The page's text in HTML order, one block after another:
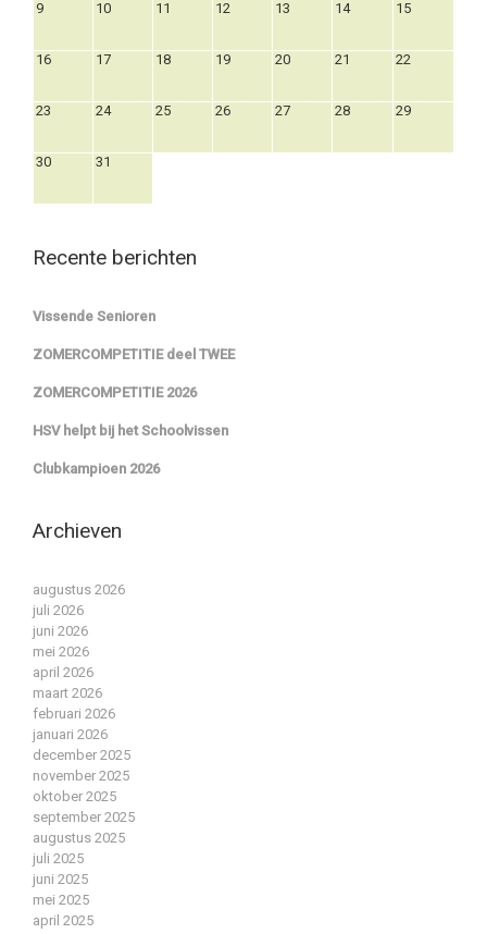
9 10 11 12 13 14 15
16 17 18 19 20 21 22
23 24 25 26 27 28 29
30 31
Recente berichten
Vissende Senioren
ZOMERCOMPETITIE deel TWEE
ZOMERCOMPETITIE 2026
HSV helpt bij het Schoolvissen
Clubkampioen 2026
Archieven
augustus 2026
juli 2026
juni 2026
mei 2026
april 2026
maart 2026
februari 2026
januari 2026
december 2025
november 2025
oktober 2025
september 2025
augustus 2025
juli 2025
juni 2025
mei 2025
april 2025